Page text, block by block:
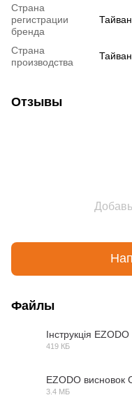
Страна
регистрации
бренда
Страна
производства
Отзывы
Файлы
Інструкція
419 КБ
EZODO висновок
3.4 МБ